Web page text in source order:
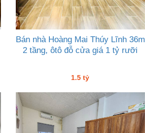
Bán nhà Hoàng Mai Thúy Lĩnh 36m
2 tầng, ôtô đỗ cửa giá 1 tỷ rưỡi
1.5 tỷ